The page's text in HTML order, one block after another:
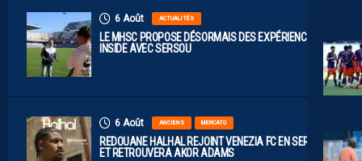
6 Août ACTUALITÉS
LE MHSC PROPOSE DÉSORMAIS DES EXPÉRIENCES
INSIDE AVEC SERSOU
6 Août ANCIENS MERCATO
REDOUANE HALHAL REJOINT VENEZIA FC EN SERIE A
ET RETROUVERA AKOR ADAMS